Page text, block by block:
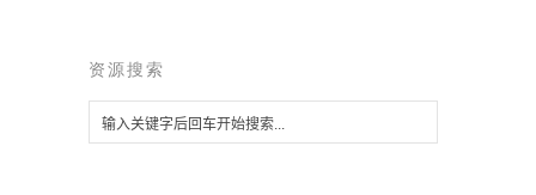
资源搜索